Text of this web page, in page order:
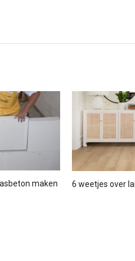
maken 6 weetjes over